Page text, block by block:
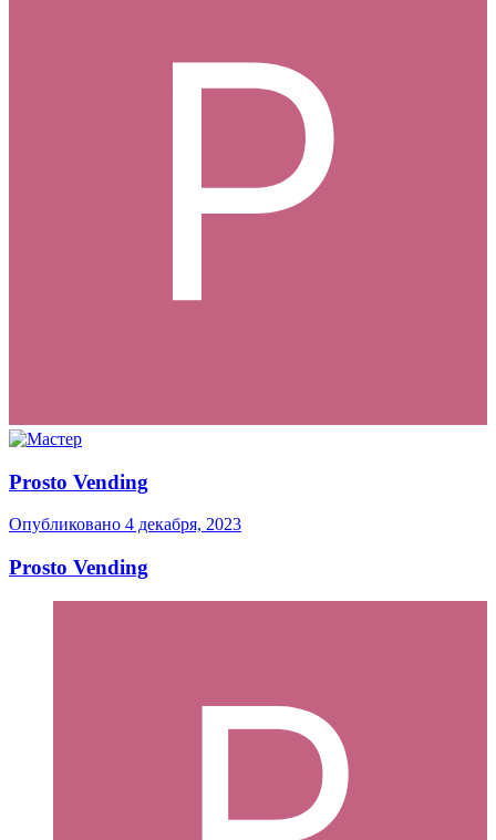
Prosto Vending
Опубликовано 4 декабря, 2023
Prosto Vending